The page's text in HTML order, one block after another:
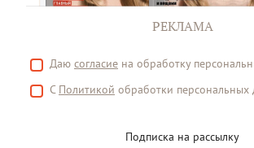
РЕКЛАМА
Даю согласие на обработку
С Политикой обработки персональных
Подписка на рассылку